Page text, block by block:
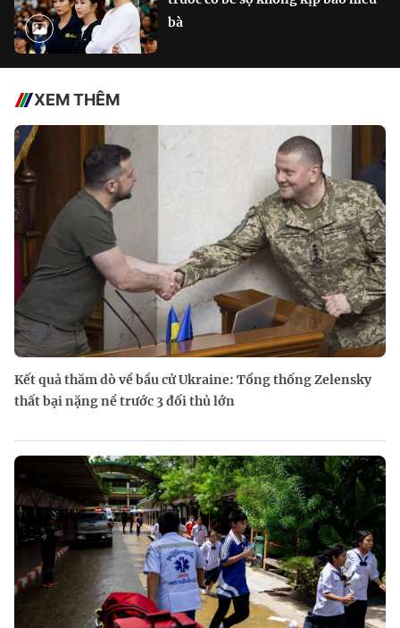
bà
XEM THÊM
Kết quả thăm dò về bầu cử Ukraine: Tổng thống Zelensky
thất bại nặng nề trước 3 đối thủ lớn